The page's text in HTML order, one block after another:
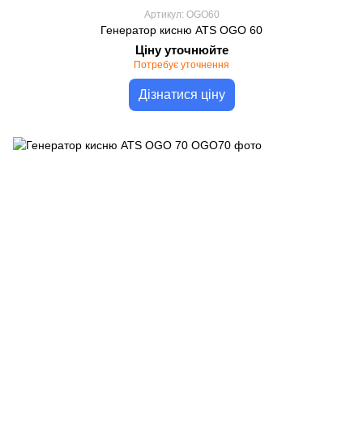
Артикул: OGO60
Генератор кисню ATS OGO 60
Ціну уточнюйте
Потребує уточнення
Дізнатися ціну